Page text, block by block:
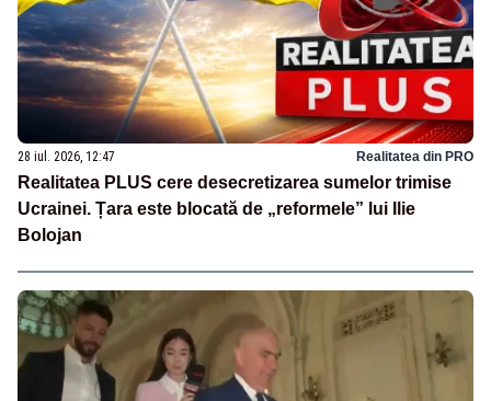
28 iul. 2026, 12:47 Realitatea din PRO
Realitatea PLUS cere desecretizarea sumelor trimise
Ucrainei. Țara este blocată de „reformele” lui Ilie
Bolojan